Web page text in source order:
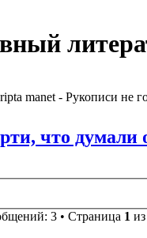
manet - Рукописи не
что
3 • Страница 1 из